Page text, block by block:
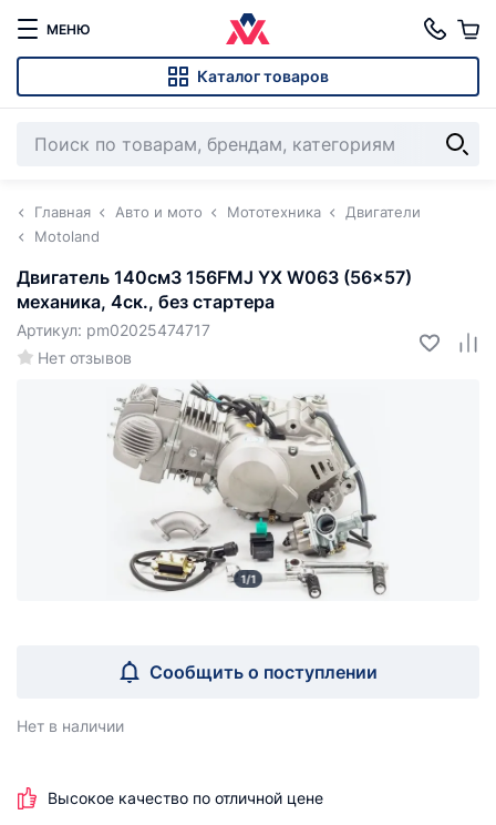
МЕНЮ
Каталог товаров
Главная Авто и мото Мототехника
Двигатели
Motoland
Двигатель 140см3 156FMJ YX W063 (56x57)
механика, 4ск., без стартера
Нет отзывов
Артикул: pm02025474717
1/1
Сообщить о поступлении
Нет в наличии
Высокое качество по отличной цене